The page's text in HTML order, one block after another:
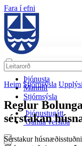
Fara í efni
Þjónusta
Mannlíf
Stjórnsýsla
Þjónustugátt
Gamla vefsíða
Heim Stjórnsýsla
Reglur
sérstakan
Sérstakur